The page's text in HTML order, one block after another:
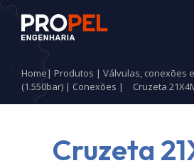
Home| Produtos | Válvulas, conexões
(1.550bar) | Conexões | Cruzeta
Cruzeta